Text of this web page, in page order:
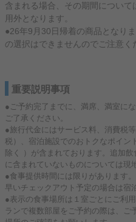
含まれる場合、その期間につい
用外となります。
●26年9月30日帰着の商品となり
の選択はできませんのでご注意く
重要説明事項
●ご予約完了までに、満席、満室に
ご了承ください。
●旅行代金にはサービス料、消費税
税）、宿泊施設でのおトクなポイン
除く ）が含まれております。追加
に含まれていないものについては現
●食事提供時間には限りがあります
早いチェックアウト予定の場合は宿
●表示の食事場所は１室ごとにご利
ランで複数部屋をご予約の際は、ご